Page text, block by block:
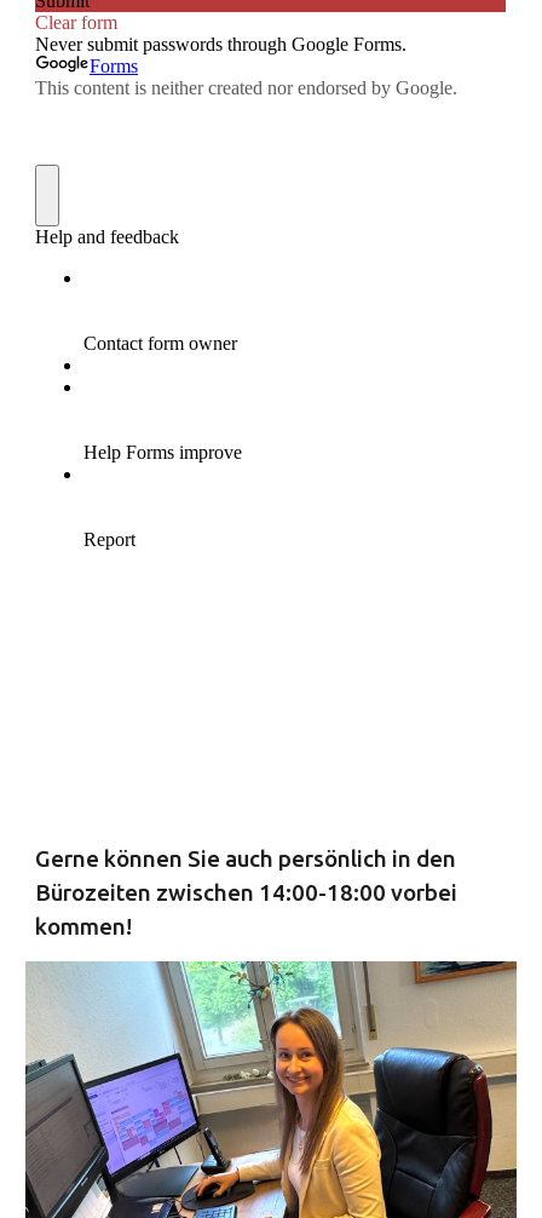
Gerne können Sie auch persönlich in den
Bürozeiten zwischen 14:00-18:00 vorbei
kommen!